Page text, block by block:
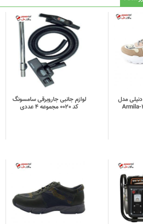
مدل
Armila-
لوازم جانبی جاروبرقی سامسونگ
کد 0020 مجموعه 4 عددی